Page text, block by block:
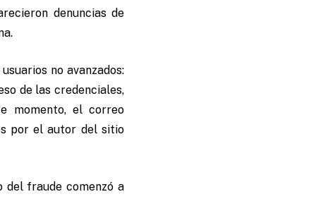
denuncias de
no avanzados:
de las credenciales,
momento, el correo
por el autor del sitio
fraude comenzó a